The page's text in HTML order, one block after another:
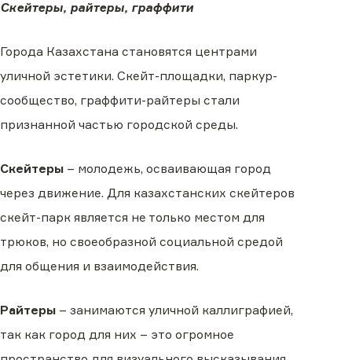
Скейтеры, райтеры, граффити
Города Казахстана становятся центрами
уличной эстетики. Скейт-площадки, паркур-
сообщество, граффити-райтеры стали
признанной частью городской среды.
Скейтеры – молодежь, осваивающая город
через движение. Для казахстанских скейтеров
скейт-парк является не только местом для
трюков, но своеобразной социальной средой
для общения и взаимодействия.
Райтеры – занимаются уличной каллиграфией,
так как город для них – это огромное